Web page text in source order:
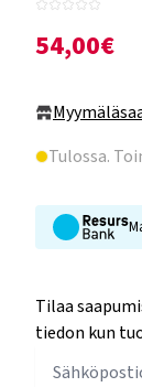
54,00€
Tulossa.
Tilaa
tiedon kun